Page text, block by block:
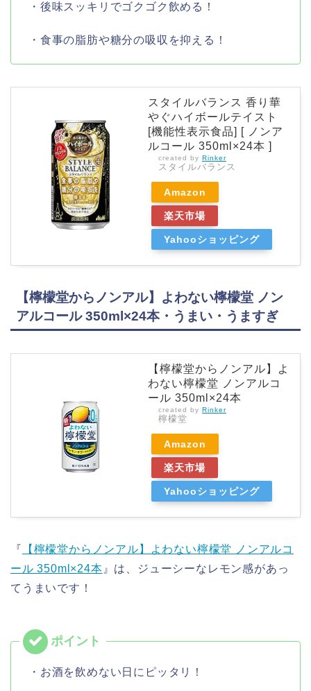
・後味スッキリでゴクゴク飲める！
・食事の脂肪や糖分の吸収を抑える！
スタイルバランス 香り華
やぐハイボールテイスト
[機能性表示食品] [ ノンア
ルコール 350ml×24本 ]
created by Rinker
スタイルバランス
Amazon
楽天市場
Yahooショッピング
【檸檬堂からノンアル】よわない檸檬堂 ノン
アルコール 350ml×24本・うまい・うますぎ
【檸檬堂からノンアル】よ
わない檸檬堂 ノンアルコ
ール 350ml×24本
created by Rinker
檸檬堂
Amazon
楽天市場
Yahooショッピング
『
【檸檬堂からノンアル】よわない檸檬堂 ノンアルコ
ール 350ml×24本 』は、ジューシーなレモン感があっ
てうまいです！
・お酒を飲めない日にピッタリ！